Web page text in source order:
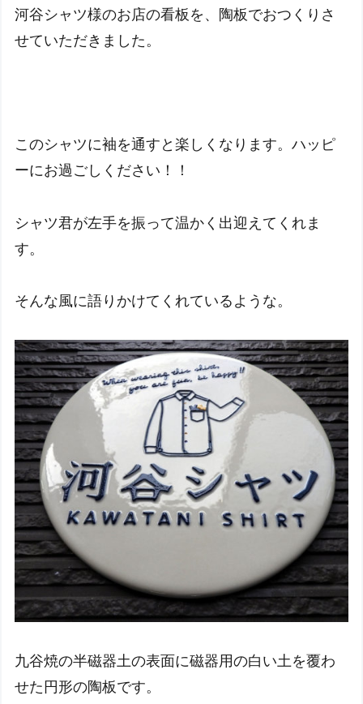
河谷シャツ様のお店の看板を、陶板でおつくりさ
せていただきました。
このシャツに袖を通すと楽しくなります。ハッピ
ーにお過ごしください！！
シャツ君が左手を振って温かく出迎えてくれま
す。
そんな風に語りかけてくれているような。
九谷焼の半磁器土の表面に磁器用の白い土を覆わ
せた円形の陶板です。